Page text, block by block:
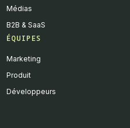
Médias
B2B & SaaS
ÉQUIPES
Marketing
Produit
Développeurs